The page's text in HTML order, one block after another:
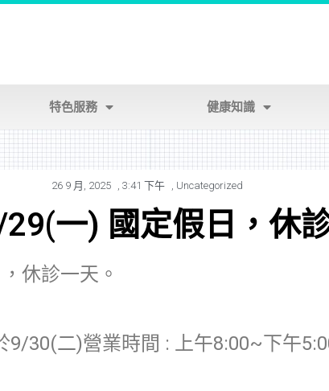
特色服務 健康知識
26 9 月, 2025 , 3:41 下午 , Uncategorized
一) 國定假日，休
休診一天。
9/30(二)營業時間 : 上午8:00~下午